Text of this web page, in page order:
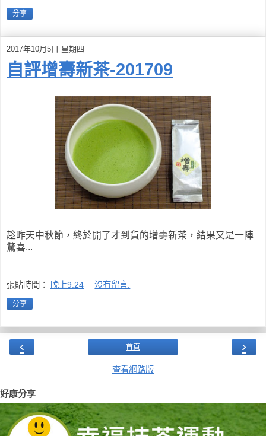
分享
2017年10月5日 星期四
自評增壽新茶-201709
趁昨天中秋節，終於開了才到貨的增壽新茶，結果又是一陣
驚喜...
張貼時間： 晚上9:24 沒有留言:
分享
‹ ›
首頁
查看網路版
好康分享